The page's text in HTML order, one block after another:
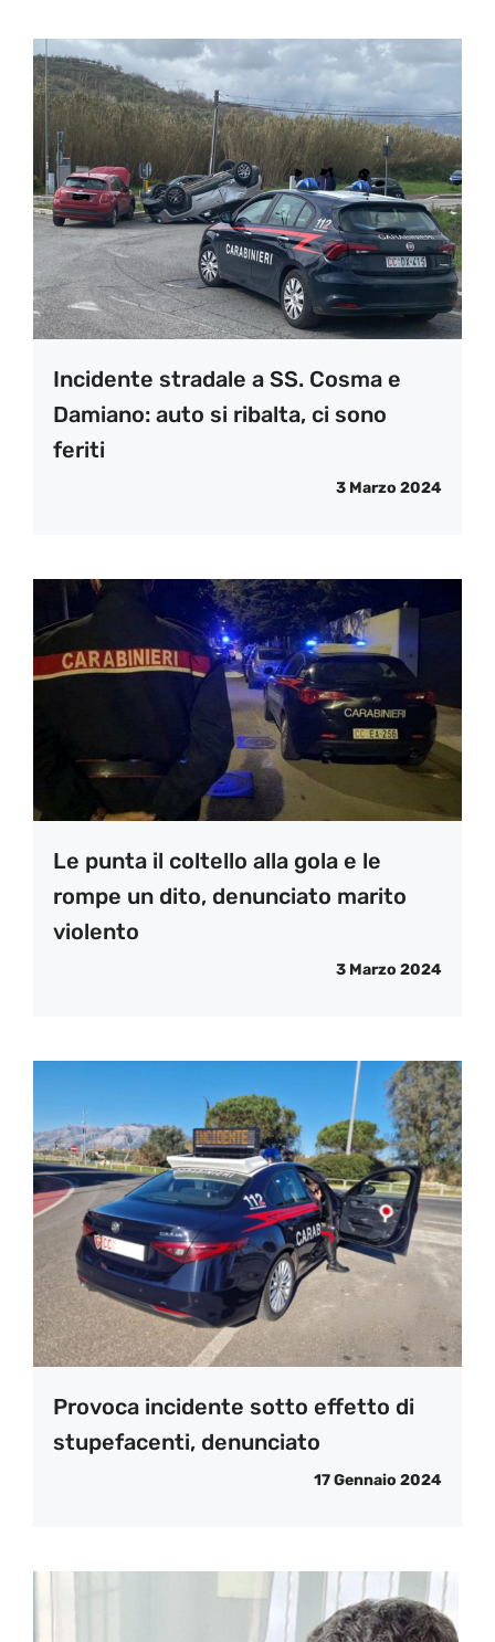
Incidente stradale a SS. Cosma e
Damiano: auto si ribalta, ci sono
feriti
3 Marzo 2024
Le punta il coltello alla gola e le
rompe un dito, denunciato marito
violento
3 Marzo 2024
Provoca incidente sotto effetto di
stupefacenti, denunciato
17 Gennaio 2024